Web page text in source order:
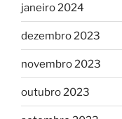
janeiro 2024
dezembro 2023
novembro 2023
outubro 2023